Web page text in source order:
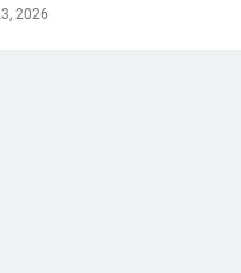
2026